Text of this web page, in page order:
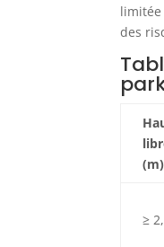
des
(m)
≥